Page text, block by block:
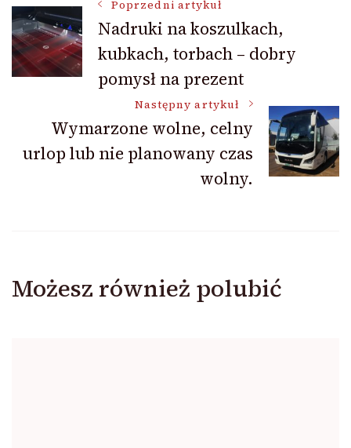
Nawigacja
wpisu
Poprzedni artykuł
Nadruki na koszulkach,
kubkach, torbach – dobry
pomysł na prezent
Następny artykuł
Wymarzone wolne, celny
urlop lub nie planowany czas
wolny.
Możesz również polubić